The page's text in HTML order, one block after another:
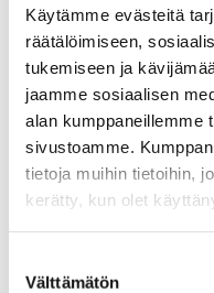
Käytämme evästeitä
räätälöimiseen,
tukemiseen ja
jaamme sosiaalisen
alan kumppaneillemme
sivustoamme.
tietoja muihin tietoihin,
kerätty, kun olet
valinta
Välttämätön
yrkeshögskola
rehtori,
TKI-johtaja
Vaasan
edustaja:
ylioppilaskunnan
Jenni Hiltunen
opiskelijoiden